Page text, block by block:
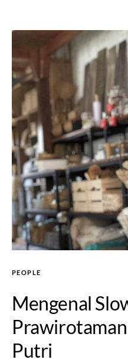
PEOPLE
Mengenal
Putri